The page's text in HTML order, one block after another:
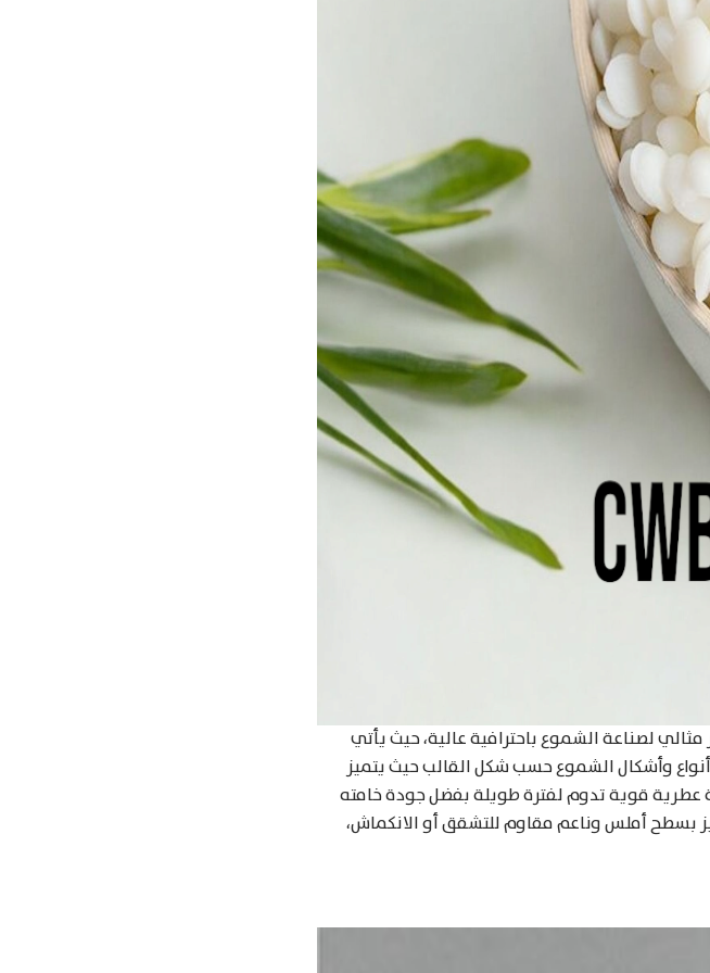
لصناعة الشموع باحترافية عالية، حيث يأتي
وأشكال الشموع حسب شكل القالب حيث يتميز
عطرية قوية تدوم لفترة طويلة بفضل جودة خامته
مزيج عطري بنسبة 10%، كما يتميز بسطح أملس وناعم مقاوم للتشقق أو الانكماش،